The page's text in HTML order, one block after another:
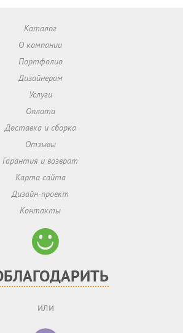
Каталог
О компании
Портфолио
Дизайнерам
Услуги
Оплата
Доставка и сборка
Отзывы
Гарантия и возврат
Карта сайта
Дизайн-проект
Контакты
или